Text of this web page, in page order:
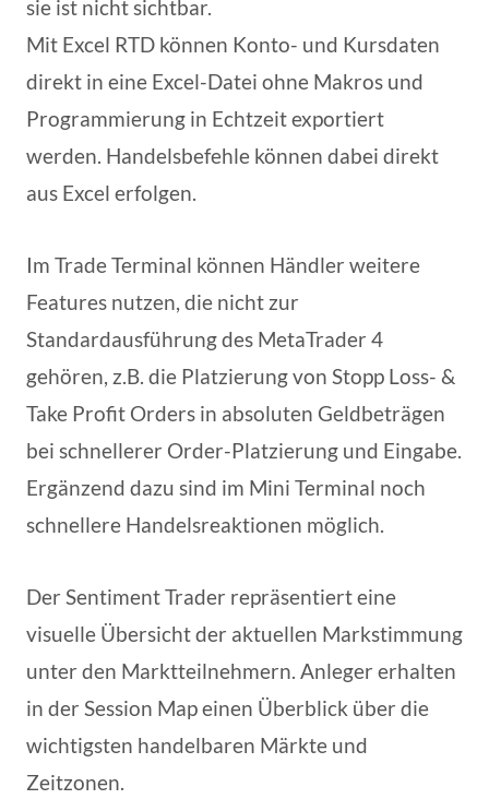
sie ist nicht sichtbar.
Mit Excel RTD können Konto- und Kursdaten
direkt in eine Excel-Datei ohne Makros und
Programmierung in Echtzeit exportiert
werden. Handelsbefehle können dabei direkt
aus Excel erfolgen.
Im Trade Terminal können Händler weitere
Features nutzen, die nicht zur
Standardausführung des MetaTrader 4
gehören, z.B. die Platzierung von Stopp Loss- &
Take Profit Orders in absoluten Geldbeträgen
bei schnellerer Order-Platzierung und Eingabe.
Ergänzend dazu sind im Mini Terminal noch
schnellere Handelsreaktionen möglich.
Der Sentiment Trader repräsentiert eine
visuelle Übersicht der aktuellen Markstimmung
unter den Marktteilnehmern. Anleger erhalten
in der Session Map einen Überblick über die
wichtigsten handelbaren Märkte und
Zeitzonen.